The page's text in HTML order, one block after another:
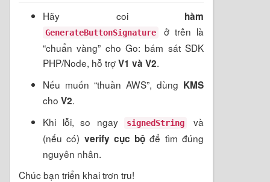
Hãy coi hàm
GenerateButtonSignature
ở trên là
“chuẩn vàng” cho Go: bám sát SDK
PHP/Node, hỗ trợV1 và V2.
Nếu muốn “thuần AWS”, dùng KMS
cho V2.
Khi lỗi, so ngay
signedString
và
(nếu có) verify cục bộ để tìm đúng
nguyên nhân.
Chúc bạn triển khai trơn tru!